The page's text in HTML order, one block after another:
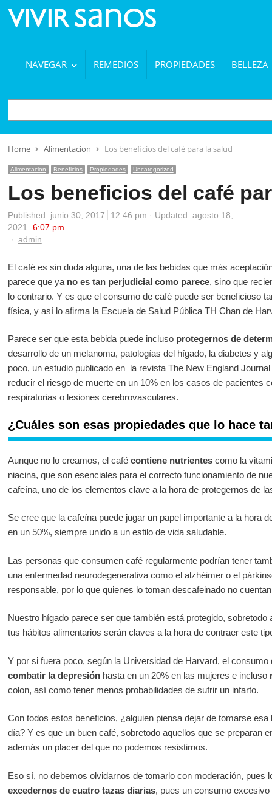
NAVEGAR REMEDIOS PROPIEDADES BELLEZA
BUSCAR
Home Alimentacion Los beneficios del café para la salud
Alimentacion Beneficios Propiedades Uncategorized
Los beneficios del café
Published: junio 30, 2017 12:46 pm
Updated: agosto 18,
2021
6:07 pm
Author
admin
El café es sin duda alguna, una de las bebidas que más
parece que ya no es tan perjudicial como parece, sino que
lo contrario. Y es que el consumo de café puede ser beneficioso
física, y así lo afirma la Escuela de Salud Pública TH Chan de
Parece ser que esta bebida puede incluso protegernos de
desarrollo de un melanoma, patologías del hígado, la diabetes y
poco, un estudio publicado en la revista The New England
reducir el riesgo de muerte en un 10% en los casos de pacientes
respiratorias o lesiones cerebrovasculares.
¿Cuáles son esas propiedades que lo hace
Aunque no lo creamos, el café contiene nutrientescomo la
niacina, que son esenciales para el correcto funcionamiento de
cafeína, uno de los elementos clave a la hora de protegernos de
Se cree que la cafeína puede jugar un papel importante a la hora
en un 50%, siempre unido a un estilo de vida saludable.
Las personas que consumen café regularmente podrían tener
una enfermedad neurodegenerativa como el alzhéimer o el
responsable, por lo que quienes lo toman descafeinado no
Nuestro hígado parece ser que también está protegido,
tus hábitos alimentarios serán claves a la hora de contraer este
Y por si fuera poco, según la Universidad de Harvard, el
combatir la depresiónhasta en un 20% en las mujeres e incluso
colon, así como tener menos probabilidades de sufrir un infarto.
Con todos estos beneficios, ¿alguien piensa dejar de tomarse
día? Y es que un buen café, sobretodo aquellos que se preparan
además un placer del que no podemos resistirnos.
Eso sí, no debemos olvidarnos de tomarlo con moderación, pues
excedernos de cuatro tazas diarias, pues un consumo